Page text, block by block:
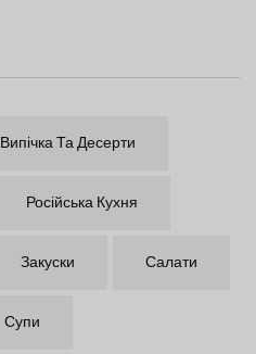
Випічка Та Десерти
Російська Кухня
Закуски Салати
Супи